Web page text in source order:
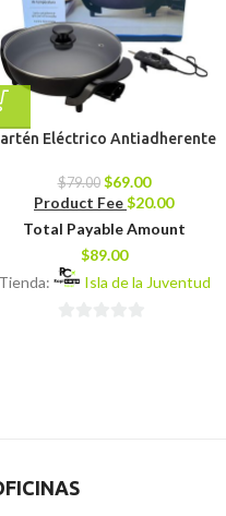
Eléctrico Antiadherente
$79.00 $69.00
Product Fee$20.00
Total Payable Amount
$89.00
Tienda:
Isla de la Juventud